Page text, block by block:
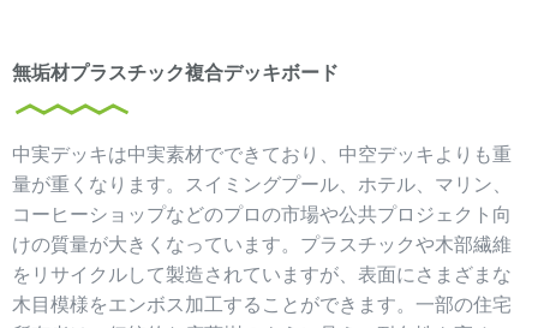
無垢材プラスチック複合デッキボード
中実デッキは中実素材でできており、中空デッキよりも重
量が重くなります。スイミングプール、ホテル、マリン、
コーヒーショップなどのプロの市場や公共プロジェクト向
けの質量が大きくなっています。プラスチックや木部繊維
をリサイクルして製造されていますが、表面にさまざまな
木目模様をエンボス加工することができます。一部の住宅